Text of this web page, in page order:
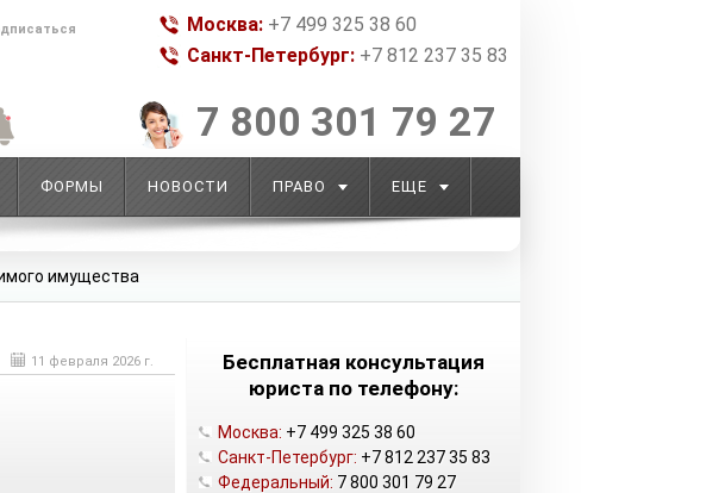
Москва: +7 499 325 38 60
Санкт-Петербург: +7 812 237 35 83
7 800 301 79 27
ФОРМЫ НОВОСТИ ПРАВО ЕЩЕ
имущества
11 февраля 2026 г.
Бесплатная консультация
юриста по телефону:
Москва: +7 499 325 38 60
Санкт-Петербург: +7 812 237 35 83
Федеральный: 7 800 301 79 27